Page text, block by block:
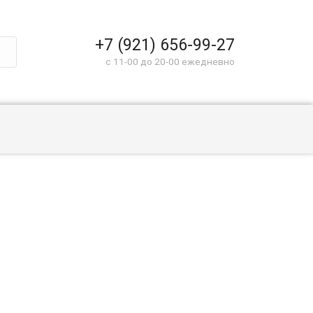
+7 (921) 656-99-27
c 11-00 до 20-00 ежедневно